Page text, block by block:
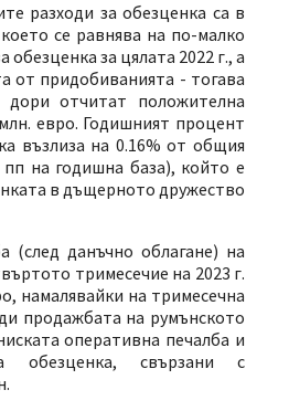
разходи за обезценка са в
се равнява на по-малко
за цялата 2022 г., а
от придобиванията - тогава
дори отчитат положителна
евро. Годишният процент
възлиза на 0.16% от общия
на годишна база), който е
в дъщерното дружество
(след данъчно облагане) на
тримесечие на 2023 г.
намалявайки на тримесечна
продажбата на румънското
оперативна печалба и
обезценка, свързани с